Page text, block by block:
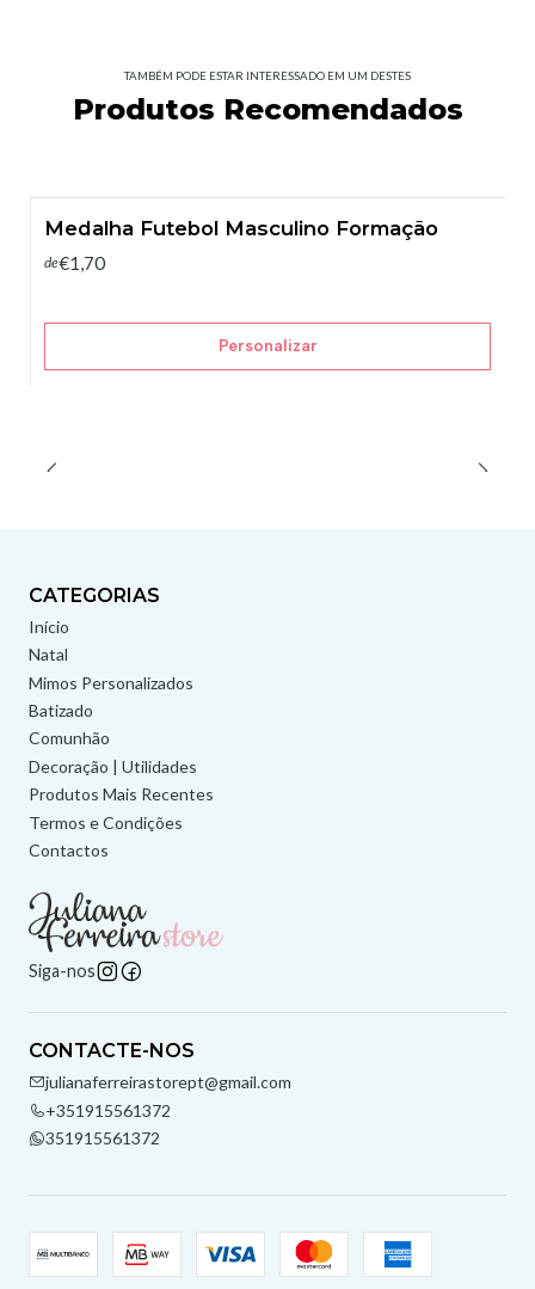
TAMBÉM PODE ESTAR INTERESSADO EM UM DESTES
Produtos Recomendados
Medalha Futebol Masculino Formação
de€1,70
Personalizar
CATEGORIAS
Início
Natal
Mimos Personalizados
Batizado
Comunhão
Decoração | Utilidades
Produtos Mais Recentes
Termos e Condições
Contactos
Siga-nos
CONTACTE-NOS
julianaferreirastorept@gmail.com
+351915561372
351915561372